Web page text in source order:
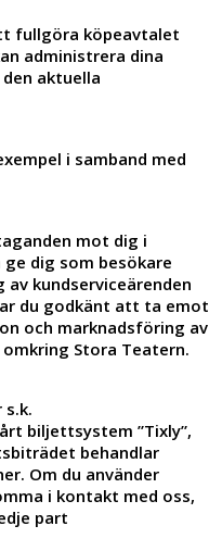
fullgöra köpeavtalet
administrera dina
aktuella
i samband med
mot dig i
dig som besökare
kundserviceärenden
du godkänt att ta emot
och marknadsföring av
Stora Teatern.
biljettsystem ”Tixly”,
behandlar
Om du använder
i kontakt med oss,
part